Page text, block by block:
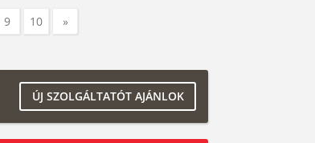
9 10 »
ÚJ SZOLGÁLTATÓT AJÁNLOK